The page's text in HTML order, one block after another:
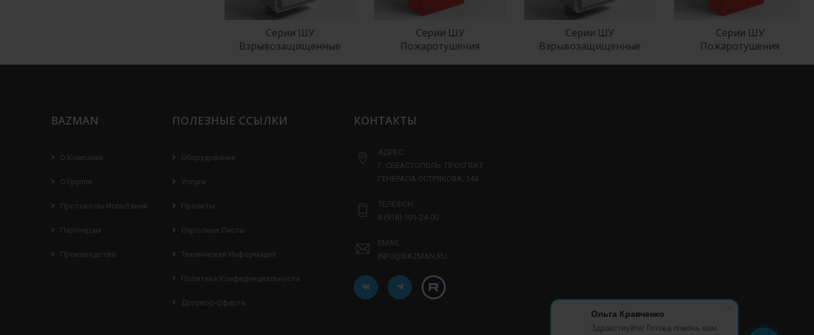
Ольга Кравченко
Здравствуйте! Готова помочь вам.
Серии ШУ
Взрывозащищенные
Серии ШУ
Пожаротушения
Серии ШУ
Взрывозащищенные
Серии ШУ
Пожаротушения
BAZMAN
О Компании
О Группе
Протоколы Испытаний
Партнерам
Производство
ПОЛЕЗНЫЕ ССЫЛКИ
Оборудование
Услуги
Проекты
Опросные Листы
Техническая Информация
Политика Конфиденциальности
Договор-Оферта
КОНТАКТЫ
АДРЕС:
Г. СЕВАСТОПОЛЬ, ПРОСПЕКТ
ГЕНЕРАЛА ОСТРЯКОВА, 144
ТЕЛЕФОН:
8 (918) 101-24-00
EMAIL:
INFO@BAZMAN.RU